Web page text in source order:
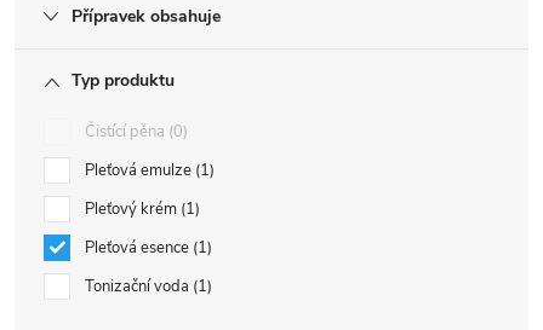
Přípravek obsahuje
Typ produktu
Čistící pěna 0
Pleťová emulze 1
Pleťový krém 1
Pleťová esence 1
Tonizační voda 1